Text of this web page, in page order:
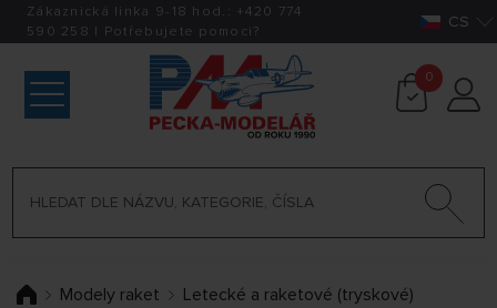
Zákaznická linka 9-18 hod.: +420 774
590 258 | Potřebujete pomoci? CS
0
Modely raket
Letecké a raketové (tryskové)